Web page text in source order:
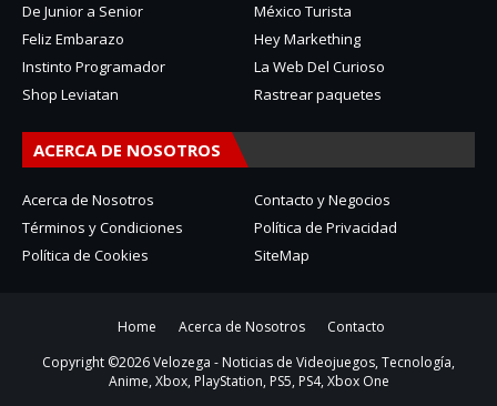
De Junior a Senior
México Turista
Feliz Embarazo
Hey Markething
Instinto Programador
La Web Del Curioso
Shop Leviatan
Rastrear paquetes
ACERCA DE NOSOTROS
Acerca de Nosotros
Contacto y Negocios
Términos y Condiciones
Política de Privacidad
Política de Cookies
SiteMap
Home Acerca de Nosotros
Contacto
Copyright ©2026Velozega - Noticias de Videojuegos, Tecnología,
Anime, Xbox, PlayStation, PS5, PS4, Xbox One